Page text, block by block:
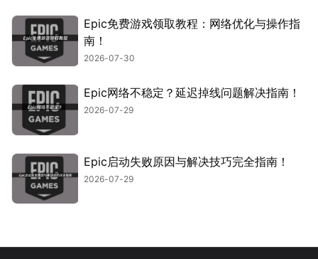
Epic免费游戏领取教程：网络优化与操作指
南！
2026-07-30
Epic网络不稳定？延迟掉线问题解决指南！
2026-07-29
Epic启动失败原因与解决技巧完全指南！
2026-07-29